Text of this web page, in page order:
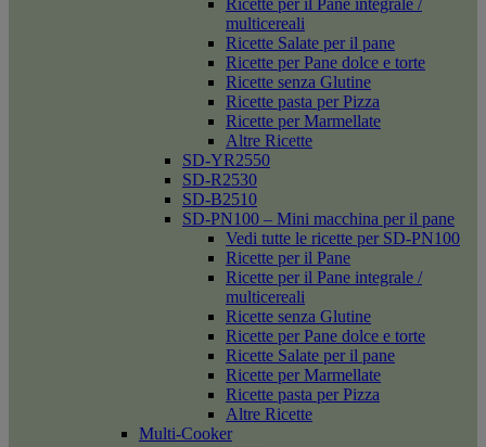
Ricette per il Pane integrale /
multicereali
Ricette Salate per il pane
Ricette per Pane dolce e torte
Ricette senza Glutine
Ricette pasta per Pizza
Ricette per Marmellate
Altre Ricette
SD-YR2550
SD-R2530
SD-B2510
SD-PN100 – Mini macchina per il pane
Vedi tutte le ricette per SD-PN100
Ricette per il Pane
Ricette per il Pane integrale /
multicereali
Ricette senza Glutine
Ricette per Pane dolce e torte
Ricette Salate per il pane
Ricette per Marmellate
Ricette pasta per Pizza
Altre Ricette
Multi-Cooker